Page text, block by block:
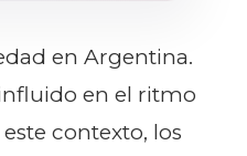
en Argentina.
en el ritmo
contexto, los